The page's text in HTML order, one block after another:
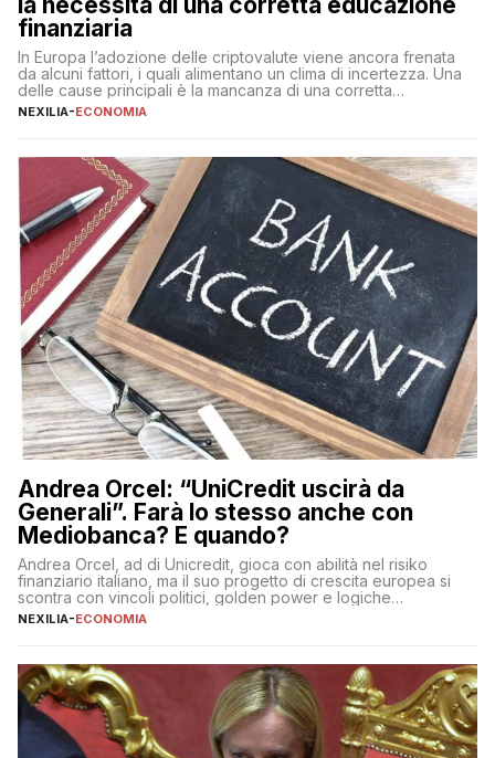
finanziaria
In Europa l’adozione delle criptovalute viene ancora frenata
da alcuni fattori, i quali alimentano un clima di incertezza. Una
delle cause principali è la mancanza di una corretta
educazione finanziaria, che impedisce ad una larga parte della
sulle criptovalute: […]
NEXILIA-ECONOMIA
Andrea Orcel: “UniCredit uscirà da
Generali”. Farà lo stesso anche con
Mediobanca? E quando?
Andrea Orcel, ad di Unicredit, gioca con abilità nel risiko
finanziario italiano, ma il suo progetto di crescita europea si
scontra con vincoli politici, golden power e logiche
protezionistiche. Orcel e la mossa su Generali Andrea Orcel,
NEXILIA-ECONOMIA